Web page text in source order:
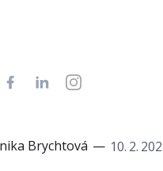
Brychtová — 10. 2.